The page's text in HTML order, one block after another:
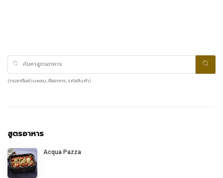
(กรอกชื่อส่วนผสม, ชื่ออาหาร, รหัสสินค้า)
สูตรอาหาร
Acqua Pazza